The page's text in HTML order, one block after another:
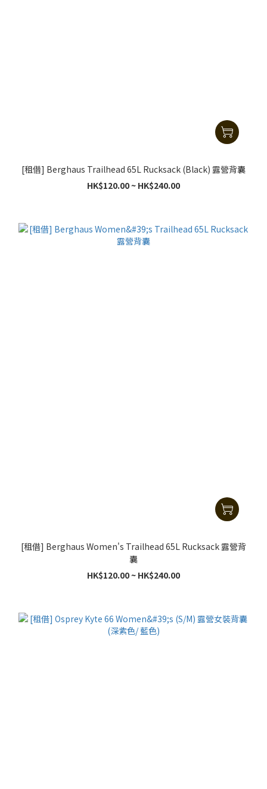
[租借] Berghaus Trailhead 65L Rucksack (Black) 露營背囊
HK$120.00 ~ HK$240.00
[租借] Berghaus Women's Trailhead 65L Rucksack 露營背
囊
HK$120.00 ~ HK$240.00